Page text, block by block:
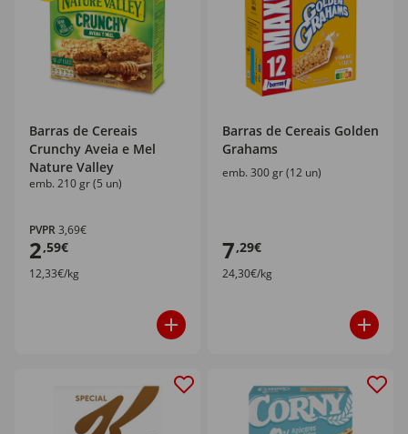
Barras de Cereais
Crunchy Aveia e Mel
Nature Valley
emb. 210 gr (5 un)
PVPR3,69€
2,59€
12,33€/kg
Barras de Cereais Golden
Grahams
emb. 300 gr (12 un)
7,29€
24,30€/kg